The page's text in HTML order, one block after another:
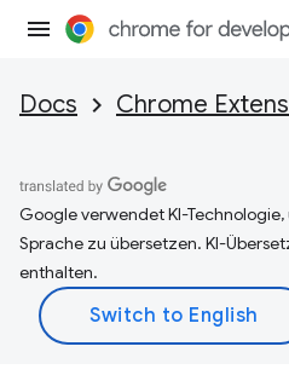
Docs Chrome
Google verwendet KI-
Sprache zu übersetzen. KI-
enthalten.